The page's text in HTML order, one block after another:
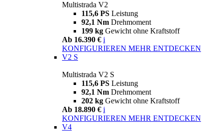
Multistrada V2
115,6 PS Leistung
92,1 Nm Drehmoment
199 kg Gewicht ohne Kraftstoff
Ab 16.390 € i
KONFIGURIEREN MEHR ENTDECKEN
V2 S
Multistrada V2 S
115,6 PS Leistung
92,1 Nm Drehmoment
202 kg Gewicht ohne Kraftstoff
Ab 18.890 € i
KONFIGURIEREN MEHR ENTDECKEN
V4